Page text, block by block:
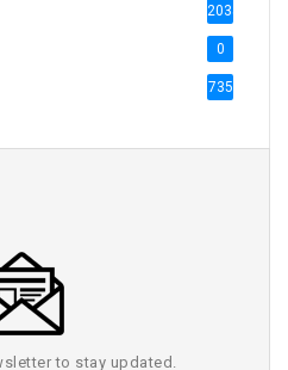
2035
0
735
to stay updated.